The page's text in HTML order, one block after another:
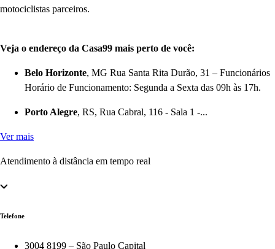
motociclistas parceiros.
Veja o endereço da Casa99 mais perto de você:
Belo Horizonte, MG Rua Santa Rita Durão, 31 – Funcionários
Horário de Funcionamento: Segunda a Sexta das 09h às 17h.
Porto Alegre, RS, Rua Cabral, 116 - Sala 1 -...
Ver mais
Atendimento à distância em tempo real
Telefone
3004 8199 – São Paulo Capital